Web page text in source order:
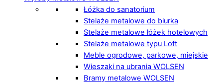
Łóżka do sanatorium
Stelaże metalowe do biurka
Stelaże metalowe łóżek hotelowych
Stelaże metalowe typu Loft
Meble ogrodowe, parkowe, miejskie
Wieszaki na ubrania WOLSEN
Bramy metalowe WOLSEN